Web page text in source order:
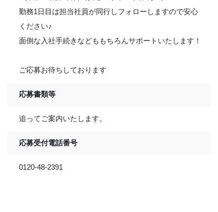
勤務1日目は担当社員が同行しフォローしますので安心
ください♪
面倒な入社手続きなどももちろんサポートいたします！
ご応募お待ちしております
応募書類等
追ってご案内いたします。
応募受付電話番号
0120-48-2391